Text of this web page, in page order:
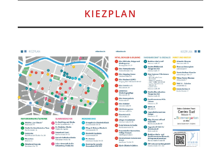
KIEZPLAN